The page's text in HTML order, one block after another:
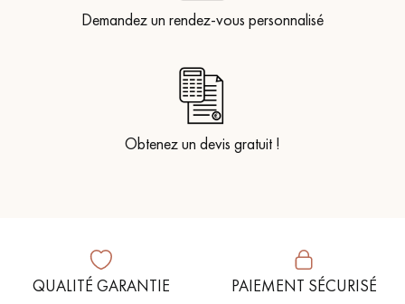
Demandez un rendez-vous personnalisé
Obtenez un devis gratuit !
QUALITÉ GARANTIE PAIEMENT SÉCURISÉ